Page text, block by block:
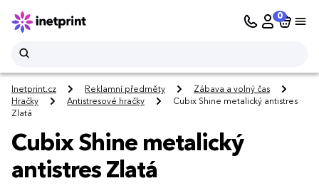
0
Inetprint.cz Reklamní předměty
Zábava a volný čas
Hračky
Antistresové hračky
Cubix Shine metalický antistres
Zlatá
Cubix Shine metalický
antistres Zlatá